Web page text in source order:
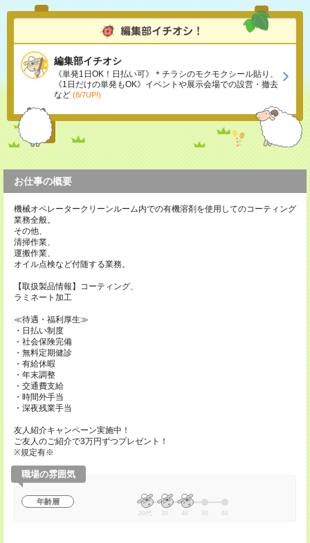
編集部イチオシ
《単発1日OK！日払い可》＊チラシのモクモクシール貼り、
《1日だけの単発もOK》イベントや展示会場での設営・撤去
など (8/7UP!)
お仕事の概要
機械オペレータークリーンルーム内での有機溶剤を使用してのコーティング
業務全般。
その他、
清掃作業、
運搬作業、
オイル点検など付随する業務。
【取扱製品情報】コーティング、
ラミネート加工
≪待遇・福利厚生≫
・日払い制度
・社会保険完備
・無料定期健診
・有給休暇
・年末調整
・交通費支給
・時間外手当
・深夜残業手当
友人紹介キャンペーン実施中！
ご友人のご紹介で3万円ずつプレゼント！
※規定有※
職場の雰囲気
年齢層
20代 30 40 50 60